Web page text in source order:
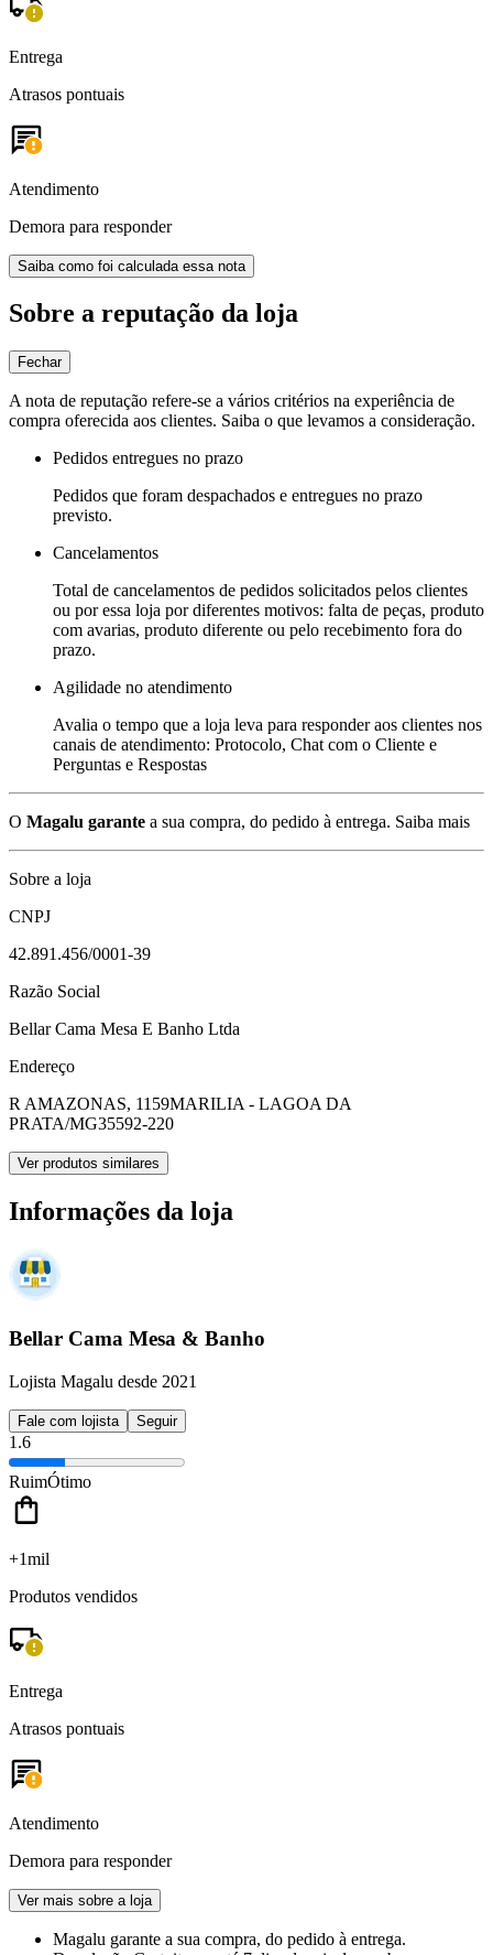
Entrega
Atrasos pontuais
Atendimento
Demora para responder
Saiba como foi calculada essa nota
Sobre a reputação da loja
Fechar
A nota de reputação refere-se a vários critérios na experiência de
compra oferecida aos clientes. Saiba o que levamos a consideração.
Pedidos entregues no prazo
Pedidos que foram despachados e entregues no prazo
previsto.
Cancelamentos
Total de cancelamentos de pedidos solicitados pelos clientes
ou por essa loja por diferentes motivos: falta de peças, produto
com avarias, produto diferente ou pelo recebimento fora do
prazo.
Agilidade no atendimento
Avalia o tempo que a loja leva para responder aos clientes nos
canais de atendimento: Protocolo, Chat com o Cliente e
Perguntas e Respostas
O Magalu garante a sua compra, do pedido à entrega. Saiba mais
Sobre a loja
CNPJ
42.891.456/0001-39
Razão Social
Bellar Cama Mesa E Banho Ltda
Endereço
R AMAZONAS, 1159MARILIA - LAGOA DA
PRATA/MG35592-220
Ver produtos similares
Informações da loja
Bellar Cama Mesa & Banho
Lojista Magalu desde 2021
Fale com lojista Seguir
1.6
RuimÓtimo
+1mil
Produtos vendidos
Entrega
Atrasos pontuais
Atendimento
Demora para responder
Ver mais sobre a loja
Magalu garante a sua compra, do pedido à entrega.